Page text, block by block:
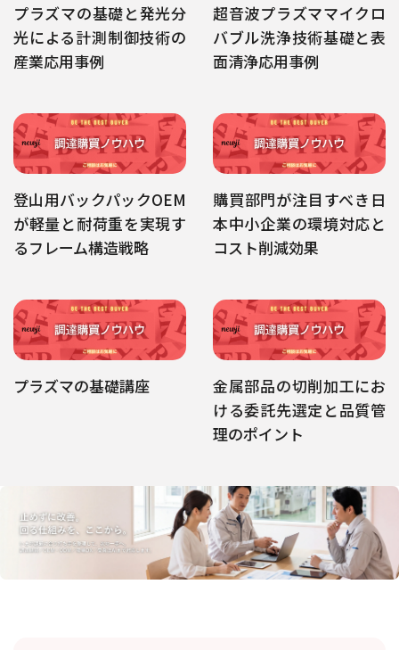
プラズマの基礎と発光分
光による計測制御技術の
産業応用事例
超音波プラズママイクロ
バブル洗浄技術基礎と表
面清浄応用事例
登山用バックパックOEM
が軽量と耐荷重を実現す
るフレーム構造戦略
購買部門が注目すべき日
本中小企業の環境対応と
コスト削減効果
プラズマの基礎講座
金属部品の切削加工にお
ける委託先選定と品質管
理のポイント